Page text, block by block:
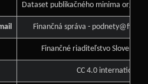
Dataset publikačného minima orgánu
Finančná správa -
Finančné riaditeľstvo
CC 4.0 international